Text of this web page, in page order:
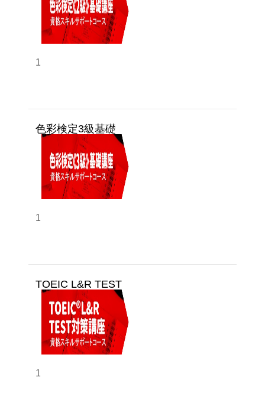
第7回 ｜CSSの基礎-03
第8回 ｜模擬問題ポイント-01
第9回 ｜模擬問題ポイント-02
1
色彩検定3級基礎
1
TOEIC L&R TEST
1